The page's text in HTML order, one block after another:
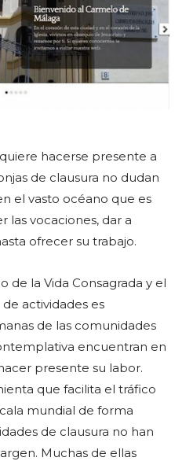
hacerse presente a
de clausura no dudan
el vasto océano que es
las vocaciones, dar a
ofrecer su trabajo.
de la Vida Consagrada y el
actividades es
de las comunidades
encuentran en
presente su labor.
que facilita el tráfico
mundial de forma
de clausura no han
Muchas de ellas